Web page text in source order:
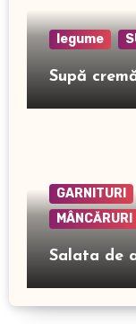
legume
Supă
GARNITURI
MÂNCĂRURI
Salata de